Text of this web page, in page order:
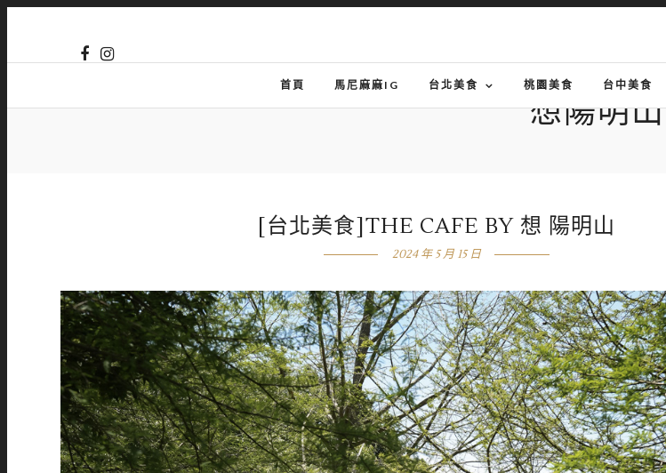
首頁 馬尼麻麻IG 台北美食 桃園美食 台中美食
想陽明山
[台北美食]THE CAFE BY 想 陽明山
2024 年 5 月 15 日